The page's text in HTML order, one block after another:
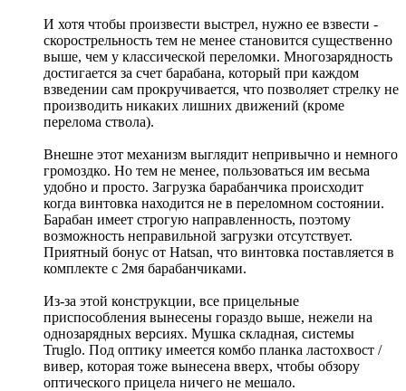
И хотя чтобы произвести выстрел, нужно ее взвести -
скорострельность тем не менее становится существенно
выше, чем у классической переломки. Многозарядность
достигается за счет барабана, который при каждом
взведении сам прокручивается, что позволяет стрелку не
производить никаких лишних движений (кроме
перелома ствола).
Внешне этот механизм выглядит непривычно и немного
громоздко. Но тем не менее, пользоваться им весьма
удобно и просто. Загрузка барабанчика происходит
когда винтовка находится не в переломном состоянии.
Барабан имеет строгую направленность, поэтому
возможность неправильной загрузки отсутствует.
Приятный бонус от Hatsan, что винтовка поставляется в
комплекте с 2мя барабанчиками.
Из-за этой конструкции, все прицельные
приспособления вынесены гораздо выше, нежели на
однозарядных версиях. Мушка складная, системы
Truglo. Под оптику имеется комбо планка ластохвост /
вивер, которая тоже вынесена вверх, чтобы обзору
оптического прицела ничего не мешало.